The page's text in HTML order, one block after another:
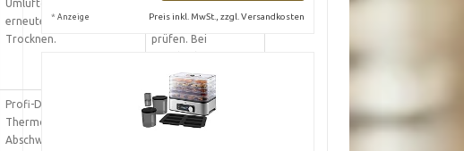
Umluftgeräte besser für
erneutes gleichmäßiges
Trocknen.
Bei Fleisch: auf
Kerntemperatur
prüfen. Bei
entsorgen.
Profi-Dörrautomaten mit
Thermostat gleichen
Abschwächungen besser
Sofort kühlen oder
einfrieren, wenn
* Anzeige Preis inkl. MwSt., zzgl. Versandkosten